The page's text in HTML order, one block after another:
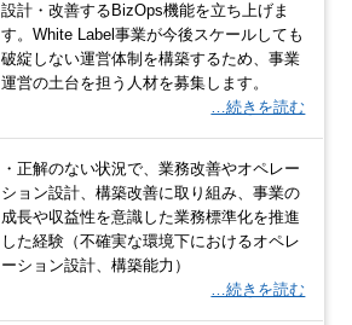
設計・改善するBizOps機能を立ち上げま
す。White Label事業が今後スケールしても
破綻しない運営体制を構築するため、事業
運営の土台を担う人材を募集します。
…続きを読む
・正解のない状況で、業務改善やオペレー
ション設計、構築改善に取り組み、事業の
成長や収益性を意識した業務標準化を推進
した経験（不確実な環境下におけるオペレ
ーション設計、構築能力）
…続きを読む